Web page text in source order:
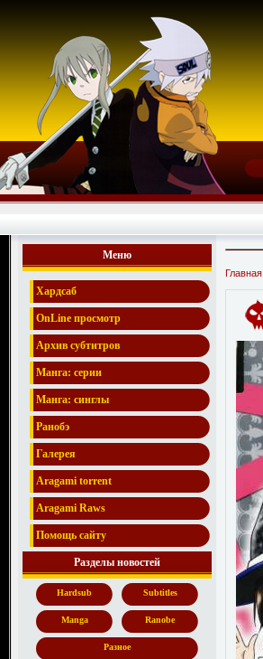
Меню
Хардсаб
OnLine просмотр
Архив субтитров
Манга: серии
Манга: синглы
Ранобэ
Галерея
Aragami torrent
Aragami Raws
Помощь сайту
Разделы новостей
Hardsub Subtitles
Manga Ranobe
Разное
Главная